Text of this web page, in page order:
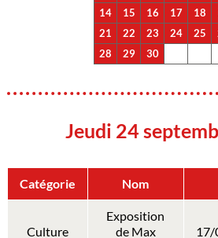
14
15 16 17 18
21
22 23 24 25
28
29 30
Jeudi 24
Catégorie Nom
Culture
Exposition
de Max
17/